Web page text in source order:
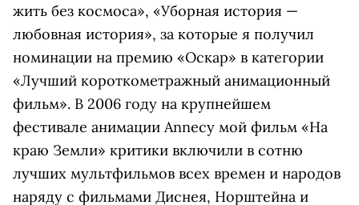
жить без космоса», «Уборная история —
любовная история», за которые я получил
номинации на премию «Оскар» в категории
«Лучший короткометражный анимационный
фильм». В 2006 году на крупнейшем
фестивале анимации Annecy мой фильм «На
краю Земли» критики включили в сотню
лучших мультфильмов всех времен и народов
наряду с фильмами Диснея, Норштейна и